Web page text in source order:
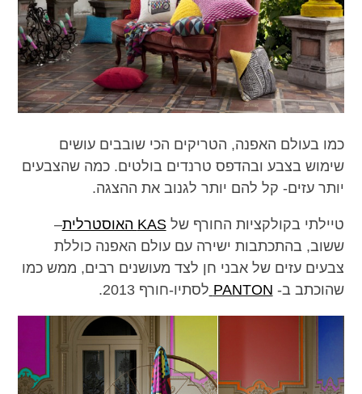
כמו בעולם האפנה, הטריקים הכי שובבים עושים
שימוש בצבע ובהדפס טרנדים בולטים. כמה שהצבעים
יותר עזים- קל להם יותר לגנוב את ההצגה.
טיילתי בקולקציות החורף שלKAS האוסטרלית
–
ששוב, בהתכתבות ישירה עם עולם האפנה כוללת
צבעים עזים של אבני חן לצד מעושנים רבים, ממש כמו
שהוכתב ב- PANTON לסתיו-חורף 2013.